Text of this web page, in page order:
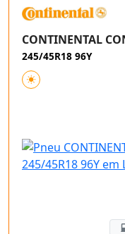
CONTINENTAL
245/45R18 96Y